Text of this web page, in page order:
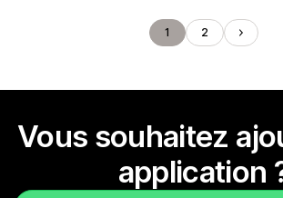
1 2
Vous souhaitez
application